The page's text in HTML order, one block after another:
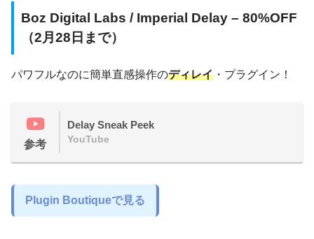
Boz Digital Labs / Imperial Delay – 80%OFF
（2月28日まで）
パワフルなのに簡単直感操作のディレイ ・プラグイン！
参考
Delay Sneak Peek
YouTube
Plugin Boutiqueで見る